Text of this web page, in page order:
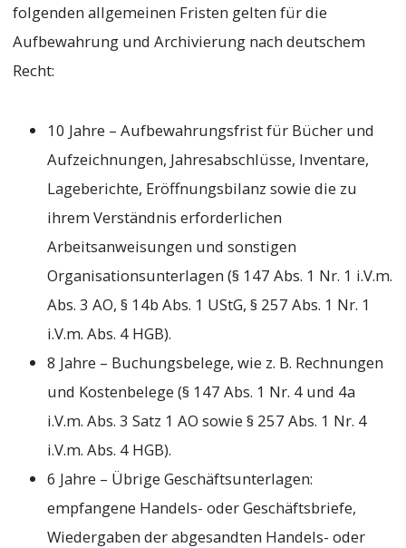
folgenden allgemeinen Fristen gelten für die
Aufbewahrung und Archivierung nach deutschem
Recht:
10 Jahre – Aufbewahrungsfrist für Bücher und
Aufzeichnungen, Jahresabschlüsse, Inventare,
Lageberichte, Eröffnungsbilanz sowie die zu
ihrem Verständnis erforderlichen
Arbeitsanweisungen und sonstigen
Organisationsunterlagen (§ 147 Abs. 1 Nr. 1 i.V.m.
Abs. 3 AO, § 14b Abs. 1 UStG, § 257 Abs. 1 Nr. 1
i.V.m. Abs. 4 HGB).
8 Jahre – Buchungsbelege, wie z. B. Rechnungen
und Kostenbelege (§ 147 Abs. 1 Nr. 4 und 4a
i.V.m. Abs. 3 Satz 1 AO sowie § 257 Abs. 1 Nr. 4
i.V.m. Abs. 4 HGB).
6 Jahre – Übrige Geschäftsunterlagen:
empfangene Handels- oder Geschäftsbriefe,
Wiedergaben der abgesandten Handels- oder